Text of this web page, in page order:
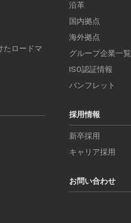
たロードマ
沿革
国内拠点
海外拠点
グループ企業一覧
ISO認証情報
パンフレット
採用情報
新卒採用
キャリア採用
お問い合わせ